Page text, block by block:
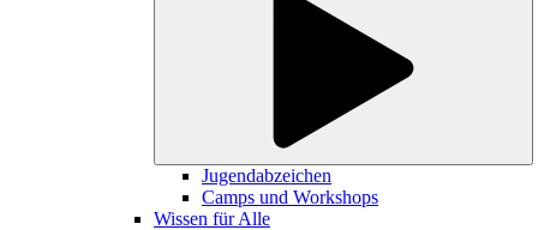
Jugendabzeichen
Camps und Workshops
Wissen für Alle